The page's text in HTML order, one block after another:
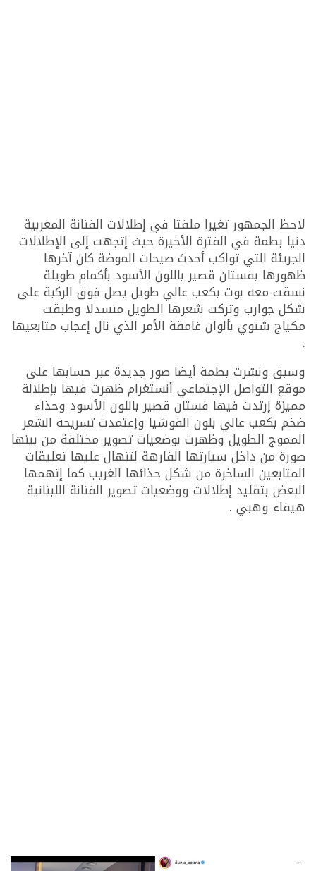
لاحظ الجمهور تغيرا ملفتا في إطلالات الفنانة المغربية
دنيا بطمة في الفترة الأخيرة حيث إتجهت إلى الإطلالات
الجريئة التي تواكب أحدث صيحات الموضة كان آخرها
ظهورها بفستان قصير باللون الأسود بأكمام طويلة
نسقت معه بوت بكعب عالي طويل يصل فوق الركبة على
شكل جوارب وتركت شعرها الطويل منسدلا وطبقت
مكياج شتوي بألوان غامقة الأمر الذي نال إعجاب متابعيها
.
وسبق ونشرت بطمة أيضا صور جديدة عبر حسابها على
موقع التواصل الإجتماعي أنستغرام ظهرت فيها بإطلالة
مميزة إرتدت فيها فستان قصير باللون الأسود وحذاء
ضخم بكعب عالي بلون الفوشيا وإعتمدت تسريحة الشعر
المموج الطويل وظهرت بوضعيات تصوير مختلفة من بينها
صورة من داخل سيارتها الفارهة لتنهال عليها تعليقات
المتابعين الساخرة من شكل حذائها الغريب كما إتهمها
البعض بتقليد إطلالات ووضعيات تصوير الفنانة اللبنانية
هيفاء وهبي .